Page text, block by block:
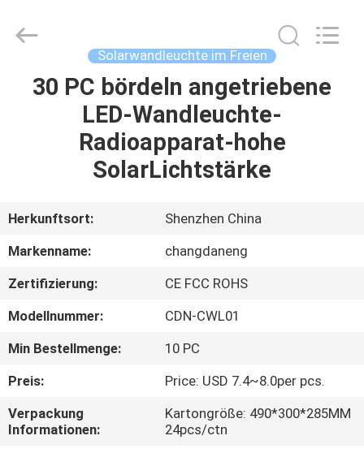
HEIM
PRODUKTE
UNS
TOUR
QUALITÄTSKONTROLLE
KONTAKTIERE
UNS
Ltd..
Solarwandleuchte im Freien
30 PC bördeln angetriebene
LED-Wandleuchte-
Radioapparat-hohe
SolarLichtstärke
Herkunftsort:
Shenzhen China
Markenname:
changdaneng
Zertifizierung:
CE FCC ROHS
Modellnummer:
CDN-CWL01
Min Bestellmenge:
10 PC
Preis:
Price: USD 7.4~8.0per pcs.
Verpackung
Informationen:
Kartongröße: 490*300*285MM
24pcs/ctn